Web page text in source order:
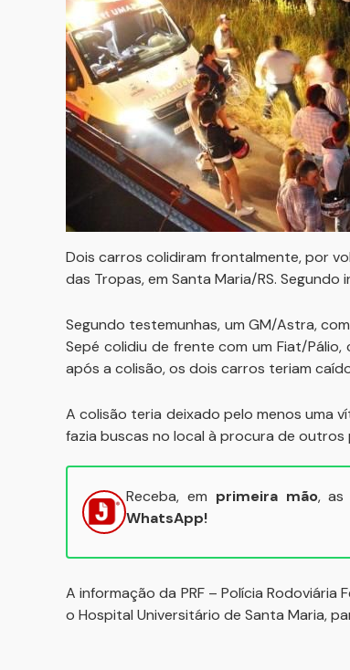
Dois carros colidiram frontalmente, por
das Tropas, em Santa Maria/RS. Segundo
Segundo testemunhas, um GM/Astra,
Sepé colidiu de frente com um Fiat/
após a colisão, os dois carros teriam
A colisão teria deixado pelo menos uma
fazia buscas no local à procura de outros
Receba, em primeira mão, as
WhatsApp!
A informação da PRF – Polícia
o Hospital Universitário de Santa Maria,